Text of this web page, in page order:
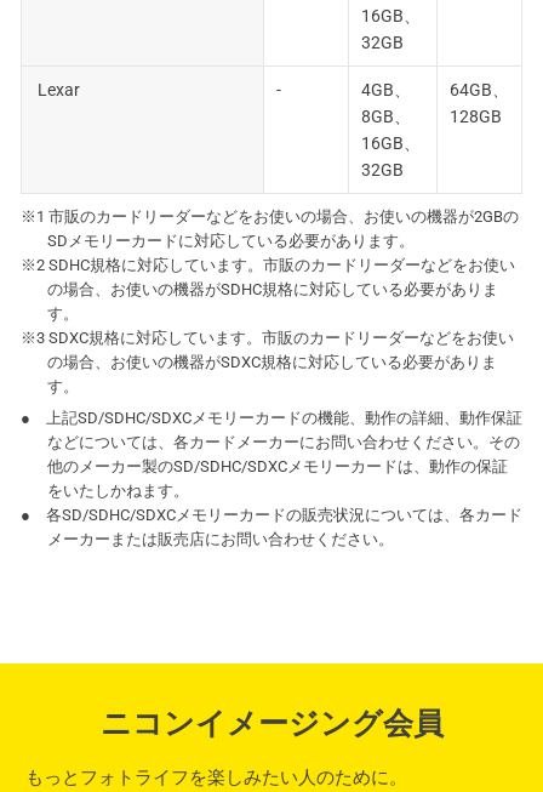
16GB、
32GB
Lexar -
4GB、
8GB、
16GB、
32GB
64GB、
128GB
※1 市販のカードリーダーなどをお使いの場合、お使いの機器が2GBの
SDメモリーカードに対応している必要があります。
※2 SDHC規格に対応しています。市販のカードリーダーなどをお使い
の場合、お使いの機器がSDHC規格に対応している必要がありま
す。
※3 SDXC規格に対応しています。市販のカードリーダーなどをお使い
の場合、お使いの機器がSDXC規格に対応している必要がありま
す。
● 上記SD/SDHC/SDXCメモリーカードの機能、動作の詳細、動作保証
などについては、各カードメーカーにお問い合わせください。その
他のメーカー製のSD/SDHC/SDXCメモリーカードは、動作の保証
をいたしかねます。
● 各SD/SDHC/SDXCメモリーカードの販売状況については、各カード
メーカーまたは販売店にお問い合わせください。
ニコンイメージング会員
もっとフォトライフを楽しみたい人のために。